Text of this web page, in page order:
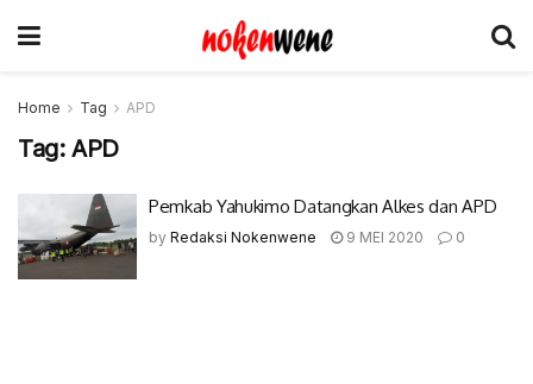
Home Tag APD
Tag: APD
Pemkab Yahukimo Datangkan Alkes dan APD
by Redaksi Nokenwene 9 MEI 2020 0